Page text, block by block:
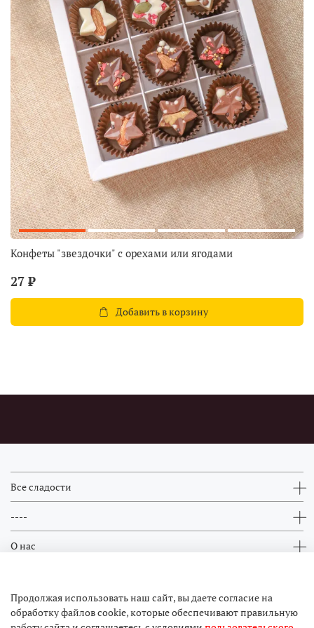
Конфеты "звездочки" с орехами или ягодами
27 ₽
Добавить в корзину
Все сладости
----
О нас
Продолжая использовать наш сайт, вы даете согласие на
обработку файлов cookie, которые обеспечивают правильную